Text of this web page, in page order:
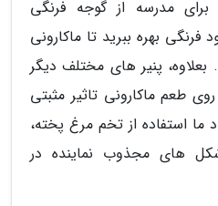
برای مدرسه از گوجه فرنگی
فرنگی بهره ببرید تا ماکارونی
پنیر های مختلف دیگر
روی طعم ماکارونی تاثیر مثبتی
استفاده از تخم مرغ پخته،
های مجذوب نماینده در